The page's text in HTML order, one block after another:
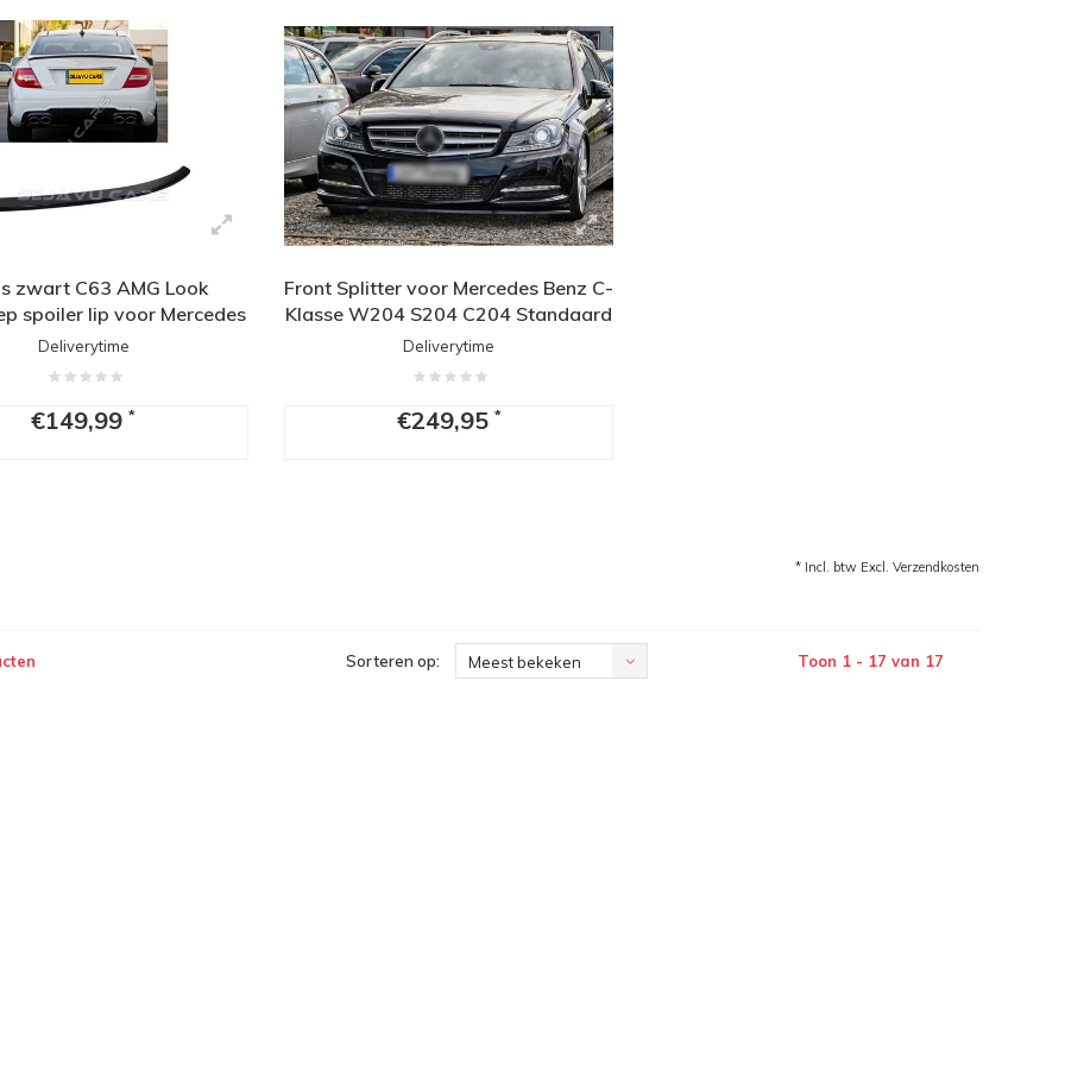
zwart C63 AMG Look
spoiler lip voor Mercedes
Benz C-Klasse W204
Deliverytime
€149,99*
Front Splitter voor Mercedes Benz C-
Klasse W204 S204 C204 Standaard
Deliverytime
€249,95 *
* Incl. btw Excl. Verzendkosten
Sorteren op: Meest bekeken Toon 1 - 17 van 17